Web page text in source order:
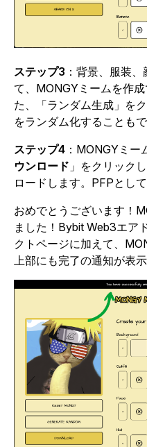
ステップ3 ：背景、服装
て、MONGYミームを作
た、「ランダム生成」を
をランダム化することもで
ステップ4 ：MONGYミー
ウンロード 」をクリック
ロードします。PFPとし
おめでとうございます！
ました！Bybit Web3エア
クトページに加えて、
上部にも完了の通知が表示